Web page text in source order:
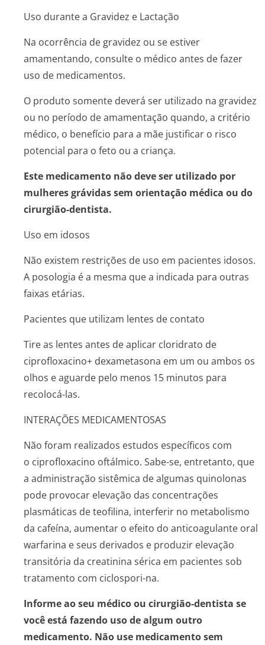
Uso durante a Gravidez e Lactação
Na ocorrência de gravidez ou se estiver
amamentando, consulte o médico antes de fazer
uso de medicamentos.
O produto somente deverá ser utilizado na gravidez
ou no período de amamentação quando, a critério
médico, o benefício para a mãe justificar o risco
potencial para o feto ou a criança.
Este medicamento não deve ser utilizado por
mulheres grávidas sem orientação médica ou do
cirurgião-dentista.
Uso em idosos
Não existem restrições de uso em pacientes idosos.
A posologia é a mesma que a indicada para outras
faixas etárias.
Pacientes que utilizam lentes de contato
Tire as lentes antes de aplicar cloridrato de
ciprofloxacino+ dexametasona em um ou ambos os
olhos e aguarde pelo menos 15 minutos para
recolocá-las.
INTERAÇÕES MEDICAMENTOSAS
Não foram realizados estudos específicos com
o ciprofloxacino oftálmico. Sabe-se, entretanto, que
a administração sistêmica de algumas quinolonas
pode provocar elevação das concentrações
plasmáticas de teofilina, interferir no metabolismo
da cafeína, aumentar o efeito do anticoagulante oral
warfarina e seus derivados e produzir elevação
transitória da creatinina sérica em pacientes sob
tratamento com ciclospori-na.
Informe ao seu médico ou cirurgião-dentista se
você está fazendo uso de algum outro
medicamento. Não use medicamento sem